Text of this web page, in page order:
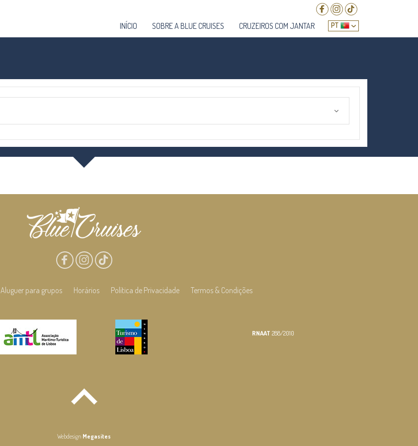
PT
INÍCIO SOBRE A BLUE CRUISES CRUZEIROS COM JANTAR
Aluguer para grupos Horários Política de Privacidade Termos & Condições
RNAAT 288/2010
Webdesign Megasites